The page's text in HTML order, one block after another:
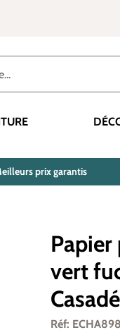
prix garantis
Papier
vert
Réf: